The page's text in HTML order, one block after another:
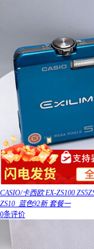
CASIO/卡西欧 EX-ZS100
ZS10_蓝色92新 套餐一
0条评价